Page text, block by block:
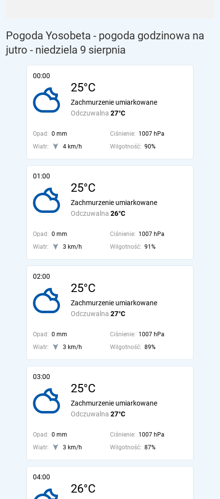
Pogoda Yosobeta - pogoda godzinowa na
jutro - niedziela 9 sierpnia
00:00
25°C
Odczuwalna 27°C
Zachmurzenie umiarkowane
Opad: 0 mm Ciśnienie: 1007 hPa
Wiatr:
4 km/h Wilgotność: 90%
01:00
25°C
Odczuwalna 26°C
Zachmurzenie umiarkowane
Opad: 0 mm Ciśnienie: 1007 hPa
Wiatr:
3 km/h Wilgotność: 91%
02:00
25°C
Odczuwalna 27°C
Zachmurzenie umiarkowane
Opad: 0 mm Ciśnienie: 1007 hPa
Wiatr:
3 km/h Wilgotność: 89%
03:00
25°C
Odczuwalna 27°C
Zachmurzenie umiarkowane
Opad: 0 mm Ciśnienie: 1007 hPa
Wiatr:
3 km/h Wilgotność: 87%
04:00
26°C